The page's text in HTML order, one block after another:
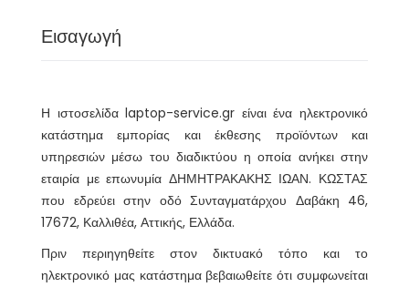
Εισαγωγή
Η ιστοσελίδα laptop-service.gr είναι ένα ηλεκτρονικό
κατάστημα εμπορίας και έκθεσης προϊόντων και
υπηρεσιών μέσω του διαδικτύου η οποία ανήκει στην
εταιρία με επωνυμία ΔΗΜΗΤΡΑΚΑΚΗΣ ΙΩΑΝ. ΚΩΣΤΑΣ
που εδρεύει στην οδό Συνταγματάρχου Δαβάκη 46,
17672, Καλλιθέα, Αττικής, Ελλάδα.
Πριν περιηγηθείτε στον δικτυακό τόπο και το
ηλεκτρονικό μας κατάστημα βεβαιωθείτε ότι συμφωνείται